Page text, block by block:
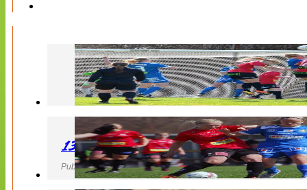
130427 LB 07 – QBIK
Publicerad 27 April 2013, 22:40